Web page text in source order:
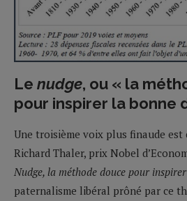
Le nudge, ou « la
pour inspirer la bonne
Une troisième voix plus finaude
Richard Thaler, prix Nobel
Nudge, la méthode douce pour
paternalisme libéral prôné par ce